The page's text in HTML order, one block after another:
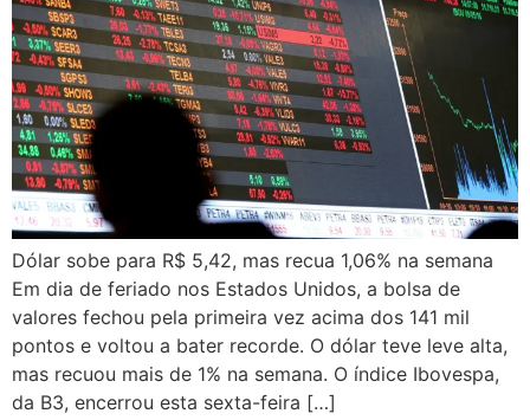
Dólar sobe para R$ 5,42, mas recua 1,06% na semana
Em dia de feriado nos Estados Unidos, a bolsa de
valores fechou pela primeira vez acima dos 141 mil
pontos e voltou a bater recorde. O dólar teve leve alta,
mas recuou mais de 1% na semana. O índice Ibovespa,
da B3, encerrou esta sexta-feira […]